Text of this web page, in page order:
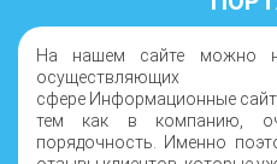
На нашем сайте можно
сфере Информационные
тем как в компанию,
порядочность. Именно